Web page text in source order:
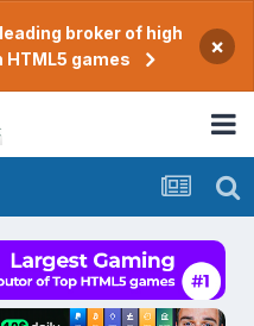
broker of high
games
×